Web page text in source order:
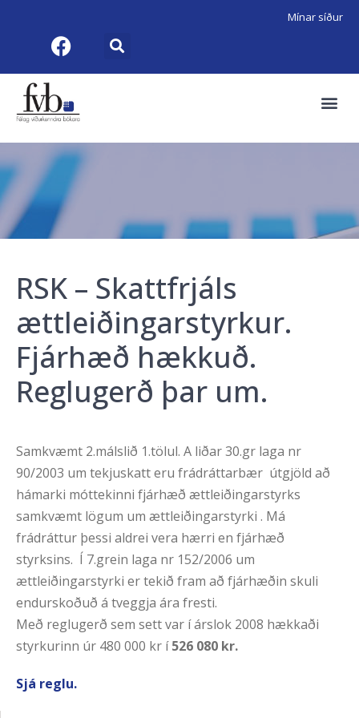
Mínar síður
RSK – Skattfrjáls
ættleiðingarstyrkur.
Fjárhæð hækkuð.
Reglugerð þar um.
Samkvæmt 2.málslið 1.tölul. A liðar 30.gr laga nr
90/2003 um tekjuskatt eru frádráttarbær útgjöld að
hámarki móttekinni fjárhæð ættleiðingarstyrks
samkvæmt lögum um ættleiðingarstyrki . Má
frádráttur þessi aldrei vera hærri en fjárhæð
styrksins. Í 7.grein laga nr 152/2006 um
ættleiðingarstyrki er tekið fram að fjárhæðin skuli
endurskoðuð á tveggja ára fresti.
Með reglugerð sem sett var í árslok 2008 hækkaði
styrkurinn úr 480 000 kr í526 080 kr.
Sjá reglu.